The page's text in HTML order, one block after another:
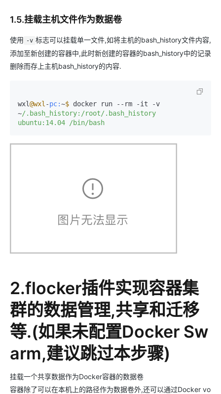
1.5.挂载主机文件作为数据卷
使用 -v 标志可以挂载单一文件,如将主机的bash_history文件内容,
添加至新创建的容器中,此时新创建的容器的bash_history中的记录
删除而存上主机bash_history的内容.
wxl@wxl -pc:~$ docker run --rm -it -v
~/.bash_history:/root/.bash_history
ubuntu:14.04 /bin/bash
2.flocker插件实现容器集
群的数据管理,共享和迁移
等.(如果未配置Docker Sw
arm,建议跳过本步骤)
挂载一个共享数据作为Docker容器的数据卷
容器除了可以在本机上的路径作为数据卷外,还可以通过Docker vo